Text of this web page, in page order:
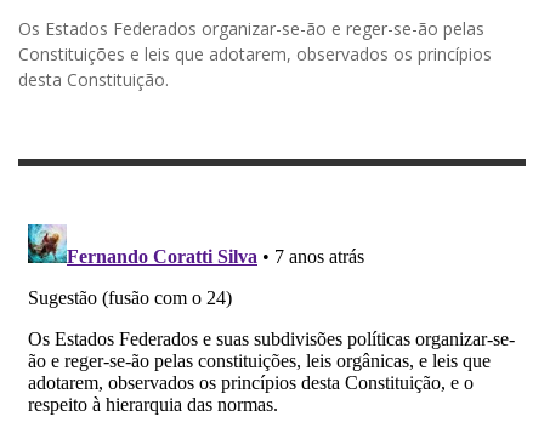
Os Estados Federados organizar-se-ão e reger-se-ão pelas
Constituições e leis que adotarem, observados os princípios
desta Constituição.